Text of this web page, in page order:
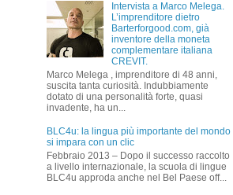
Intervista a Marco Melega.
L’imprenditore dietro
Barterforgood.com, già
inventore della moneta
complementare italiana
CREVIT.
Marco Melega , imprenditore di 48 anni,
suscita tanta curiosità. Indubbiamente
dotato di una personalità forte, quasi
invadente, ha un...
BLC4u: la lingua più importante del mondo
si impara con un clic
Febbraio 2013 – Dopo il successo raccolto
a livello internazionale, la scuola di lingue
BLC4u approda anche nel Bel Paese off...